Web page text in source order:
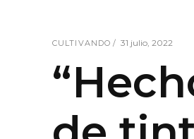
CULTIVANDO 31 julio, 2022